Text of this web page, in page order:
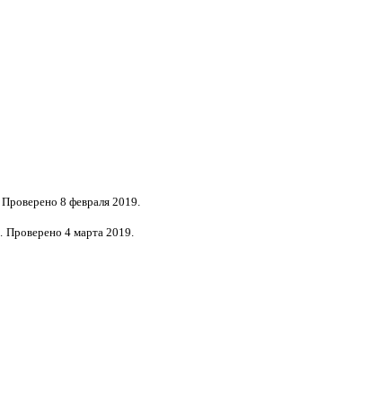
Проверено 8 февраля 2019.
Проверено 4 марта 2019.